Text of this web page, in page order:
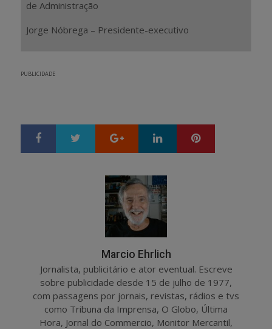
de Administração
Jorge Nóbrega – Presidente-executivo
PUBLICIDADE
Google+ LinkedIn
Marcio Ehrlich
Jornalista, publicitário e ator eventual. Escreve
sobre publicidade desde 15 de julho de 1977,
com passagens por jornais, revistas, rádios e tvs
como Tribuna da Imprensa, O Globo, Última
Hora, Jornal do Commercio, Monitor Mercantil,